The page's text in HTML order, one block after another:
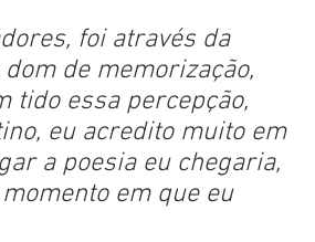
foi através da
de memorização,
tido essa percepção,
eu acredito muito em
a poesia eu chegaria,
em que eu